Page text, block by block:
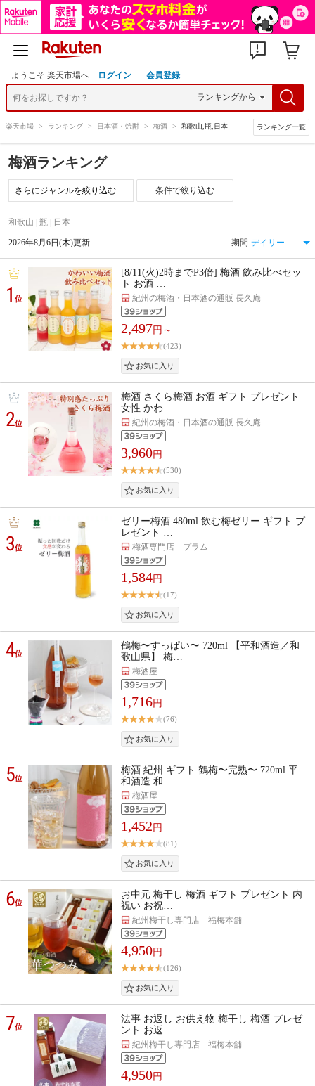
ようこそ 楽天市場へ ログイン 会員登録
楽天市場 > ランキング > 日本酒・焼酎 > 梅酒 > 和歌山,瓶,日本 ランキング一覧
梅酒ランキング
条件で絞り込む
和歌山 | 瓶 | 日本
2026年8月6日(木)更新 期間
1位
[8/11(火)2時までP3倍] 梅酒 飲み比べセッ
ト お酒 …
紀州の梅酒・日本酒の通販 長久庵
2,497円～
(423)
2位
梅酒 さくら梅酒 お酒 ギフト プレゼント
女性 かわ…
紀州の梅酒・日本酒の通販 長久庵
3,960円
(530)
3位
ゼリー梅酒 480ml 飲む梅ゼリー ギフト プ
レゼント …
梅酒専門店 プラム
1,584円
(17)
4位
鶴梅〜すっぱい〜 720ml 【平和酒造／和
歌山県】 梅…
梅酒屋
1,716円
(76)
5位
梅酒 紀州 ギフト 鶴梅〜完熟〜 720ml 平
和酒造 和…
梅酒屋
1,452 円
(81)
6位
お中元 梅干し 梅酒 ギフト プレゼント 内
祝い お祝…
紀州梅干し専門店 福梅本舗
4,950円
(126)
7位
法事 お返し お供え物 梅干し 梅酒 プレゼ
ント お返…
紀州梅干し専門店 福梅本舗
4,950円